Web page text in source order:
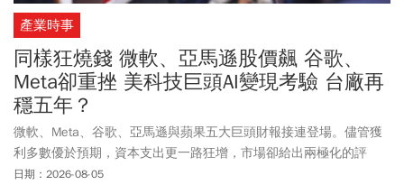
產業時事
同樣狂燒錢 微軟、亞馬遜股價飆 谷歌、
Meta卻重挫 美科技巨頭AI變現考驗 台廠再
穩五年？
微軟、Meta、谷歌、亞馬遜與蘋果五大巨頭財報接連登場。儘管獲
利多數優於預期，資本支出更一路狂增，市場卻給出兩極化的評
價。專家認為，當市場開始成熟，標準浮動的「檢驗期」已經來
日期：2026-08-05